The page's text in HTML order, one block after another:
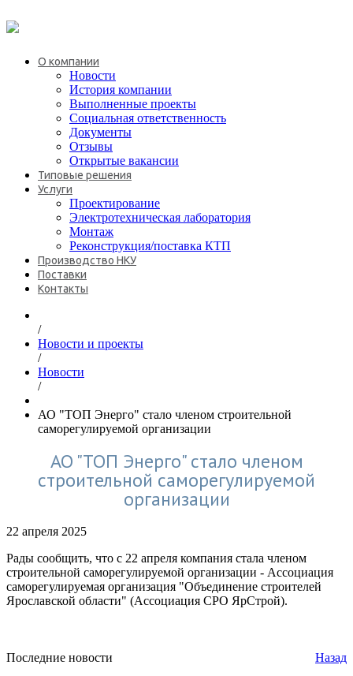
О компании
Новости
История компании
Выполненные проекты
Социальная ответственность
Документы
Отзывы
Открытые вакансии
Типовые решения
Услуги
Проектирование
Электротехническая лаборатория
Монтаж
Реконструкция/поставка КТП
Производство НКУ
Поставки
Контакты
/
Новости и проекты
/
Новости
/
АО "ТОП Энерго" стало членом строительной
саморегулируемой организации
АО "ТОП Энерго" стало членом
строительной саморегулируемой
организации
22 апреля 2025
Рады сообщить, что с 22 апреля компания стала членом
строительной саморегулируемой организации - Ассоциация
саморегулируемая организация "Объединение строителей
Ярославской области" (Ассоциация СРО ЯрСтрой).
Назад
Последние новости